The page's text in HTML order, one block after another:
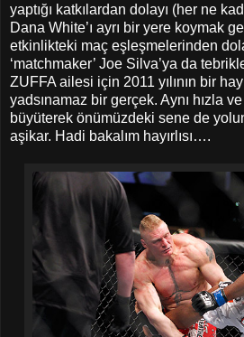
yaptığı katkılardan dolayı (her ne
Dana White’ı ayrı bir yere koymak
etkinlikteki maç eşleşmelerinden
‘matchmaker’ Joe Silva’ya da
ZUFFA ailesi için 2011 yılının bir
yadsınamaz bir gerçek. Aynı hızla
büyüterek önümüzdeki sene de
aşikar. Hadi bakalım hayırlısı….